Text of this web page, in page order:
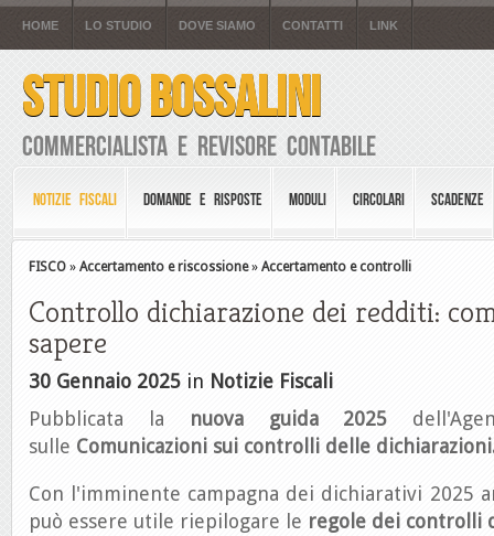
HOME LO STUDIO DOVE SIAMO CONTATTI LINK
STUDIO BOSSALINI
Commercialista e Revisore Contabile
NOTIZIE FISCALI DOMANDE E RISPOSTE MODULI CIRCOLARI SCADENZE
FISCO » Accertamento e riscossione» Accertamento e controlli
Controllo dichiarazione dei redditi:
sapere
30 Gennaio 2025 in Notizie Fiscali
Pubblicata la
nuova guida 2025
sulle Comunicazioni sui controlli delle
Con l'imminente campagna dei dichiarativi 2025
può essere utile riepilogare le regole dei controlli